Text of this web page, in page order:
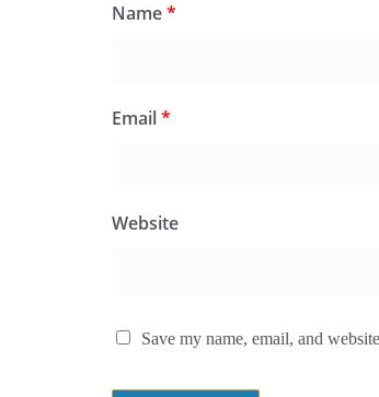
Name*
Email*
Website
Save my name, email, and